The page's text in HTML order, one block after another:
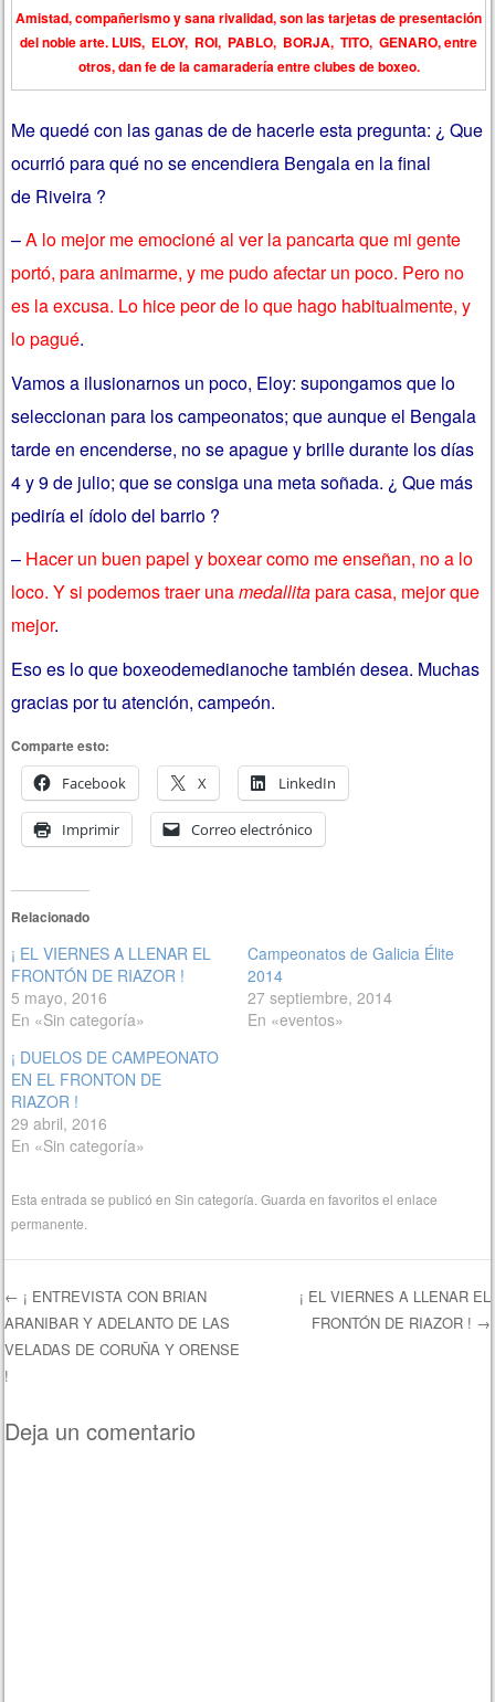
Amistad, compañerismo y sana rivalidad, son las tarjetas de presentación
del noble arte. LUIS, ELOY, ROI, PABLO, BORJA, TITO, GENARO, entre
otros, dan fe de la camaradería entre clubes de boxeo.
Me quedé con las ganas de de hacerle esta pregunta: ¿ Que
ocurrió para qué no se encendiera Bengala en la final
de Riveira ?
–A lo mejor me emocioné al ver la pancarta que mi gente
portó, para animarme, y me pudo afectar un poco. Pero no
es la excusa. Lo hice peor de lo que hago habitualmente, y
lo pagué.
Vamos a ilusionarnos un poco, Eloy: supongamos que lo
seleccionan para los campeonatos; que aunque el Bengala
tarde en encenderse, no se apague y brille durante los días
4 y 9 de julio; que se consiga una meta soñada. ¿ Que más
pediría el ídolo del barrio ?
– Hacer un buen papel y boxear como me enseñan, no a lo
loco. Y si podemos traer unamedallitapara casa, mejor que
mejor.
Eso es lo que boxeodemedianoche también desea. Muchas
gracias por tu atención, campeón.
Comparte esto:
Facebook
X LinkedIn
Imprimir Correo electrónico
Relacionado
¡ EL VIERNES A LLENAR EL
FRONTÓN DE RIAZOR !
5 mayo, 2016
En «Sin categoría»
Campeonatos de Galicia Élite
2014
27 septiembre, 2014
En «eventos»
¡ DUELOS DE CAMPEONATO
EN EL FRONTON DE
RIAZOR !
29 abril, 2016
En «Sin categoría»
Esta entrada se publicó enSin categoría . Guarda en favoritos elenlace
permanente
Navegación de entradas
← ¡ ENTREVISTA CON BRIAN
ARANIBAR Y ADELANTO DE LAS
VELADAS DE CORUÑA Y ORENSE
!
¡ EL VIERNES A LLENAR EL
FRONTÓN DE RIAZOR ! →
Deja un comentario